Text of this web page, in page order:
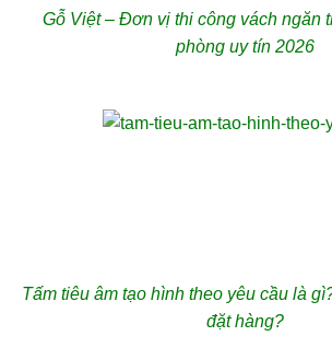
Gỗ Việt – Đơn vị thi công vách ngăn
phòng uy tín 2026
Tấm tiêu âm tạo hình theo yêu cầu là
đặt hàng?